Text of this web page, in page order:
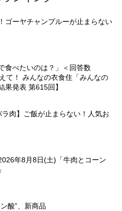
ゴーヤチャンプルーが止まらない
食べたいのは？」＜回答数
て！ みんなの衣食住「みんなの
果発表 第615回】
ラ肉】ご飯が止まらない！人気お
年8月8日(土)「牛肉とコーン
酸”、新商品